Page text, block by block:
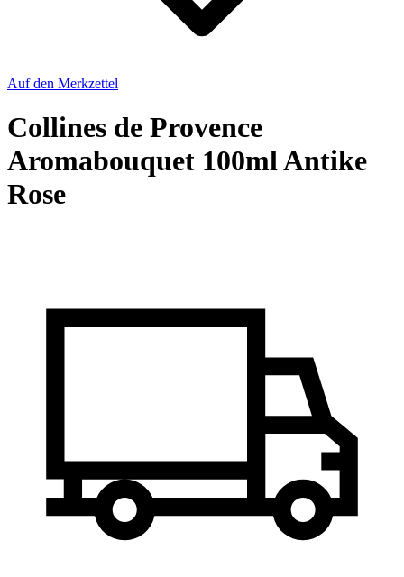
Auf den Merkzettel
Collines de Provence
Aromabouquet 100ml Antike
Rose